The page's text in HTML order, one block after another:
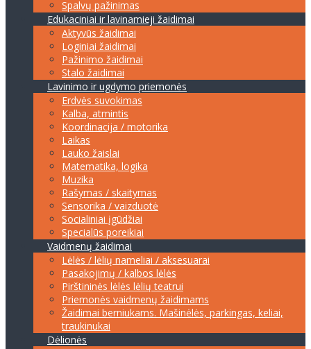
Spalvų pažinimas
Edukaciniai ir lavinamieji žaidimai
Aktyvūs žaidimai
Loginiai žaidimai
Pažinimo žaidimai
Stalo žaidimai
Lavinimo ir ugdymo priemonės
Erdvės suvokimas
Kalba, atmintis
Koordinacija / motorika
Laikas
Lauko žaislai
Matematika, logika
Muzika
Rašymas / skaitymas
Sensorika / vaizduotė
Socialiniai įgūdžiai
Specialūs poreikiai
Vaidmenų žaidimai
Lėlės / lėlių nameliai / aksesuarai
Pasakojimų / kalbos lėlės
Pirštininės lėlės lėlių teatrui
Priemonės vaidmenų žaidimams
Žaidimai berniukams. Mašinėlės, parkingas, keliai,
traukinukai
Dėlionės